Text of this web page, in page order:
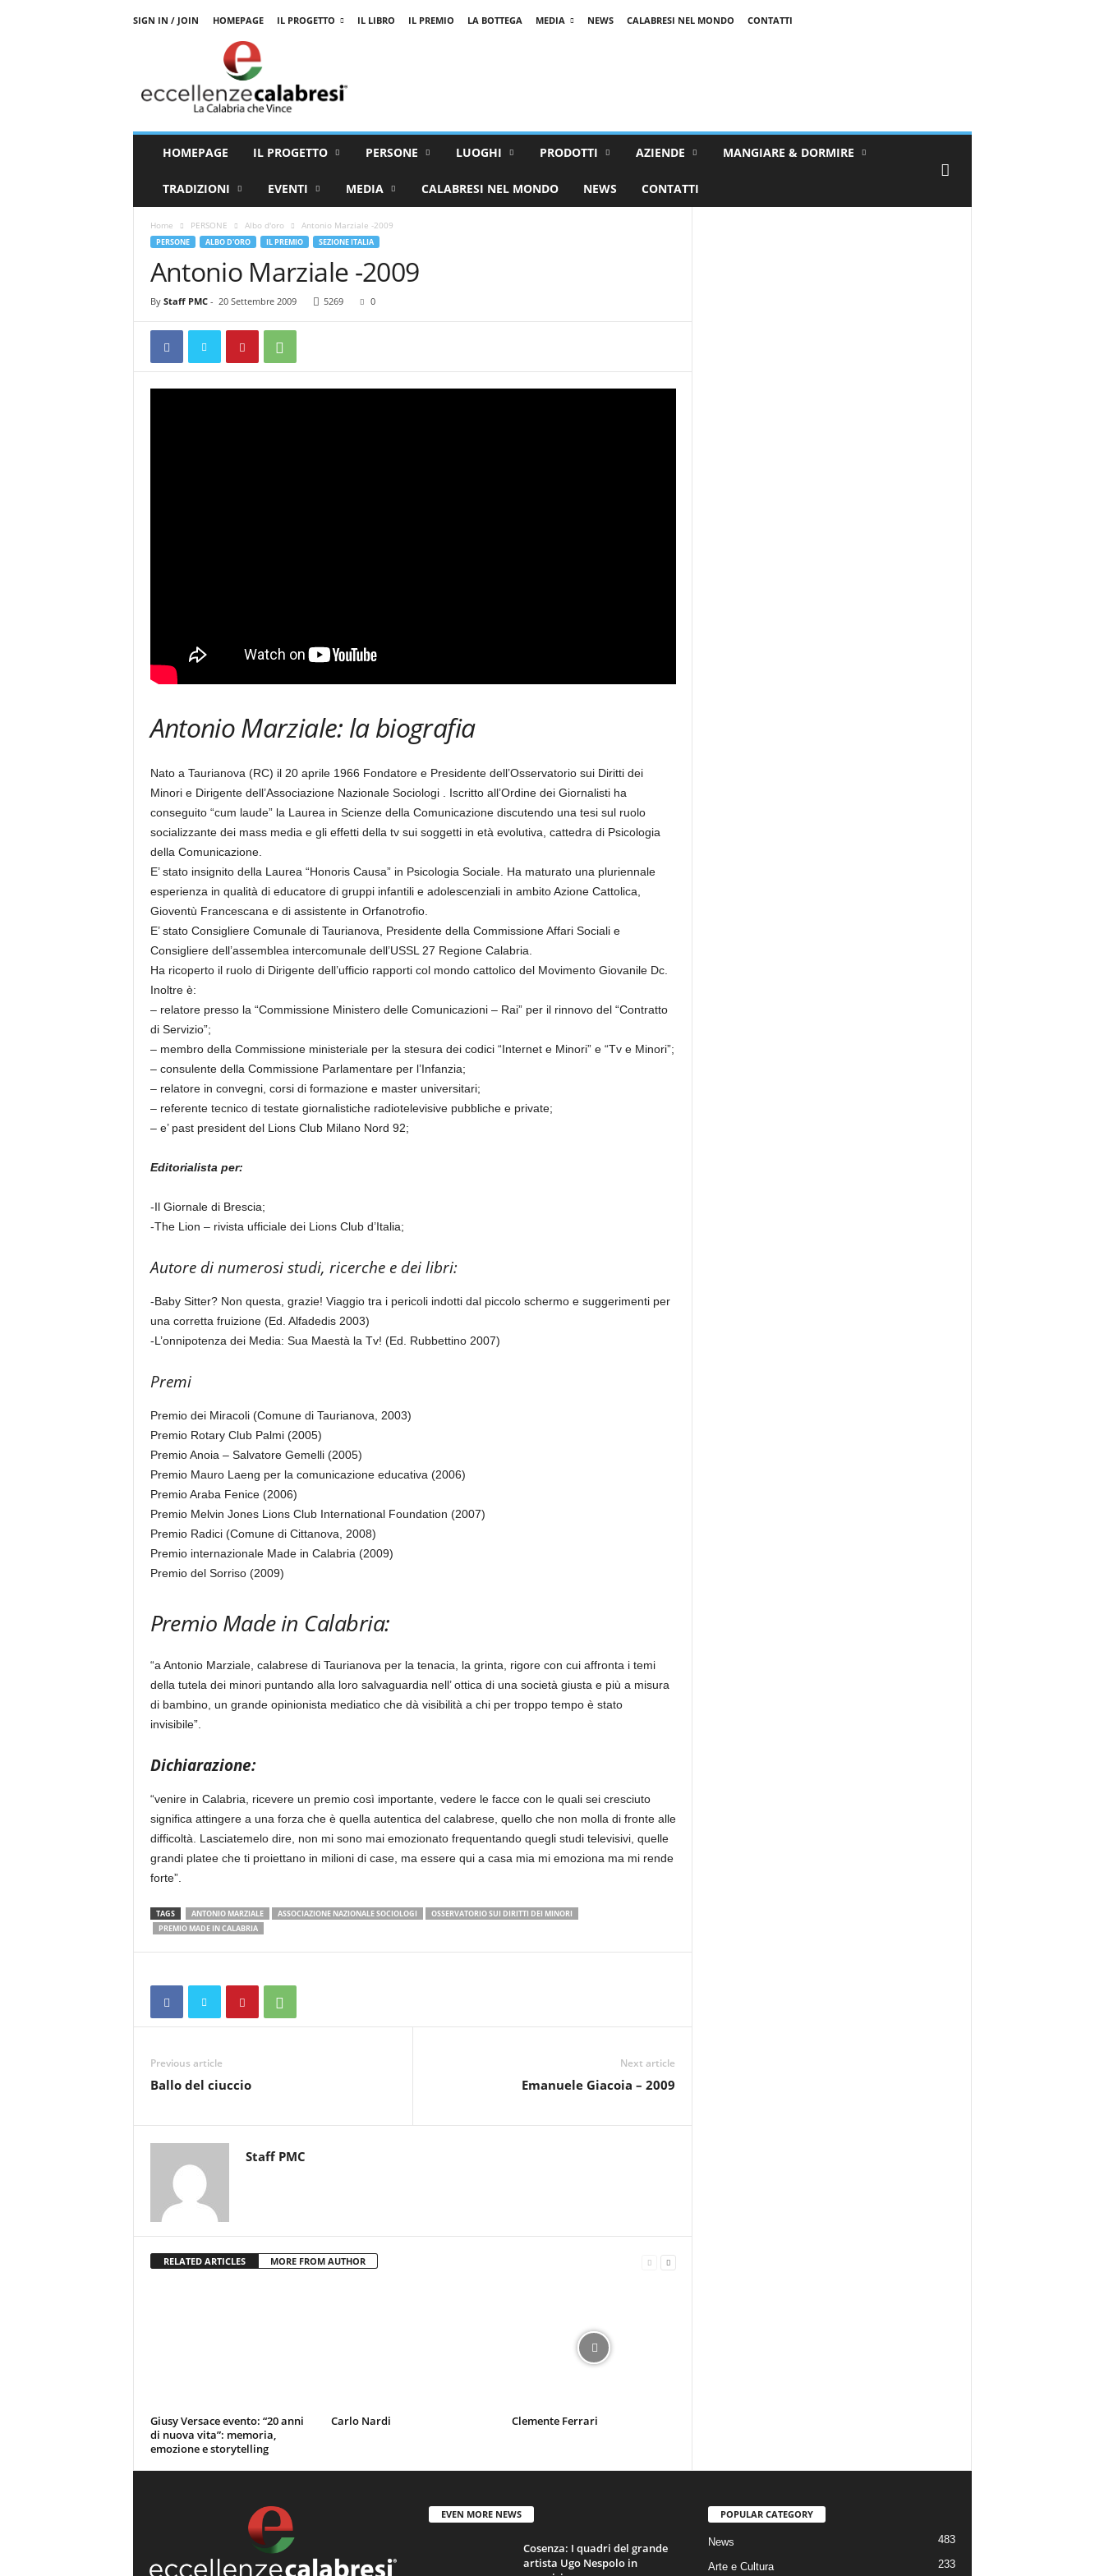
SIGN IN / JOIN HOMEPAGE IL PROGETTO IL LIBRO IL PREMIO LA BOTTEGA MEDIA NEWS CALABRESI NEL MONDO
CONTATTI
HOMEPAGE IL PROGETTO PERSONE LUOGHI PRODOTTI AZIENDE MANGIARE & DORMIRE
TRADIZIONI EVENTI MEDIA CALABRESI NEL MONDO NEWS CONTATTI
Home PERSONE Albo d'oro Antonio Marziale -2009
PERSONE ALBO D'ORO IL PREMIO SEZIONE ITALIA
Antonio Marziale -2009
By Staff PMC- 20 Settembre 2009 5269 0
Antonio Marziale: la biografia
Nato a Taurianova (RC) il 20 aprile 1966 Fondatore e Presidente dell’Osservatorio sui Diritti dei
Minori e Dirigente dell’Associazione Nazionale Sociologi . Iscritto all’Ordine dei Giornalisti ha
conseguito “cum laude” la Laurea in Scienze della Comunicazione discutendo una tesi sul ruolo
socializzante dei mass media e gli effetti della tv sui soggetti in età evolutiva, cattedra di Psicologia
della Comunicazione.
E’ stato insignito della Laurea “Honoris Causa” in Psicologia Sociale. Ha maturato una pluriennale
esperienza in qualità di educatore di gruppi infantili e adolescenziali in ambito Azione Cattolica,
Gioventù Francescana e di assistente in Orfanotrofio.
E’ stato Consigliere Comunale di Taurianova, Presidente della Commissione Affari Sociali e
Consigliere dell’assemblea intercomunale dell’USSL 27 Regione Calabria.
Ha ricoperto il ruolo di Dirigente dell’ufficio rapporti col mondo cattolico del Movimento Giovanile Dc.
Inoltre è:
– relatore presso la “Commissione Ministero delle Comunicazioni – Rai” per il rinnovo del “Contratto
di Servizio”;
– membro della Commissione ministeriale per la stesura dei codici “Internet e Minori” e “Tv e Minori”;
– consulente della Commissione Parlamentare per l’Infanzia;
– relatore in convegni, corsi di formazione e master universitari;
– referente tecnico di testate giornalistiche radiotelevisive pubbliche e private;
– e’ past president del Lions Club Milano Nord 92;
Editorialista per:
-Il Giornale di Brescia;
-The Lion – rivista ufficiale dei Lions Club d’Italia;
Autore di numerosi studi, ricerche e dei libri:
-Baby Sitter? Non questa, grazie! Viaggio tra i pericoli indotti dal piccolo schermo e suggerimenti per
una corretta fruizione (Ed. Alfadedis 2003)
-L’onnipotenza dei Media: Sua Maestà la Tv! (Ed. Rubbettino 2007)
Premi
Premio dei Miracoli (Comune di Taurianova, 2003)
Premio Rotary Club Palmi (2005)
Premio Anoia – Salvatore Gemelli (2005)
Premio Mauro Laeng per la comunicazione educativa (2006)
Premio Araba Fenice (2006)
Premio Melvin Jones Lions Club International Foundation (2007)
Premio Radici (Comune di Cittanova, 2008)
Premio internazionale Made in Calabria (2009)
Premio del Sorriso (2009)
Premio Made in Calabria:
“a Antonio Marziale, calabrese di Taurianova per la tenacia, la grinta, rigore con cui affronta i temi
della tutela dei minori puntando alla loro salvaguardia nell’ ottica di una società giusta e più a misura
di bambino, un grande opinionista mediatico che dà visibilità a chi per troppo tempo è stato
invisibile”.
Dichiarazione:
“venire in Calabria, ricevere un premio così importante, vedere le facce con le quali sei cresciuto
significa attingere a una forza che è quella autentica del calabrese, quello che non molla di fronte alle
difficoltà. Lasciatemelo dire, non mi sono mai emozionato frequentando quegli studi televisivi, quelle
grandi platee che ti proiettano in milioni di case, ma essere qui a casa mia mi emoziona ma mi rende
forte”.
TAGS ANTONIO MARZIALE ASSOCIAZIONE NAZIONALE SOCIOLOGI
OSSERVATORIO SUI DIRITTI DEI MINORI
PREMIO MADE IN CALABRIA
Previous article
Ballo del ciuccio
Next article
Emanuele Giacoia – 2009
Staff PMC
RELATED ARTICLES MORE FROM AUTHOR
Giusy Versace evento: “20 anni
di nuova vita”: memoria,
emozione e storytelling
Carlo Nardi Clemente Ferrari
EVEN MORE NEWS
Cosenza: I quadri del grande
artista Ugo Nespolo in
POPULAR CATEGORY
News 483
Arte e Cultura 233